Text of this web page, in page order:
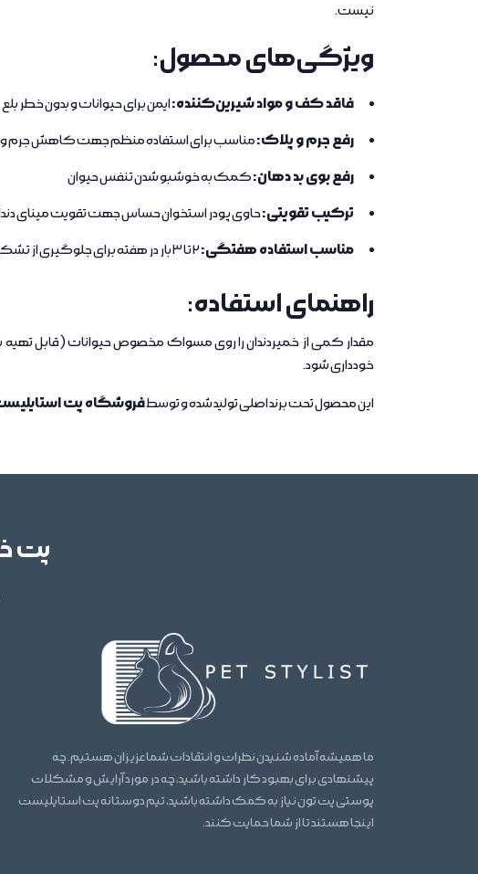
نیست.
ویژگی‌های محصول:
فاقد کف و مواد شیرین‌کننده:ایمن برای حیوانات و بدون خطر بلع
رفع جرم و پلاک:مناسب برای استفاده منظم جهت کاهش جرم و
رفع بوی بد دهان:کمک به خوشبو شدن تنفس حیوان
ترکیب تقویتی:حاوی پودر استخوان حساس جهت تقویت مینای
مناسب استفاده هفتگی:
راهنمای استفاده:
مقدار کمی از خمیردندان را روی مسواک مخصوص حیوانات (قابل تهیه
خودداری شود.
این محصول تحت برند اصلی تولید شده و توسطفروشگاه پت
پت
ما همیشه آماده شنیدن نظرات و انتقادات شما عزیزان هستیم. چه
پیشنهادی برای بهبود کار داشته باشید، چه در مورد آرایش و مشکلات
پوستی پت تون نیاز به کمک داشته باشید، تیم دوستانه پت استایلیست
اینجا هستند تا از شما حمایت کنند.